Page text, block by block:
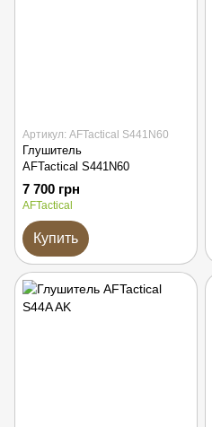
Артикул: AFTactical S441N60
Глушитель
AFTactical S441N60
7 700 грн
AFTactical
Купить